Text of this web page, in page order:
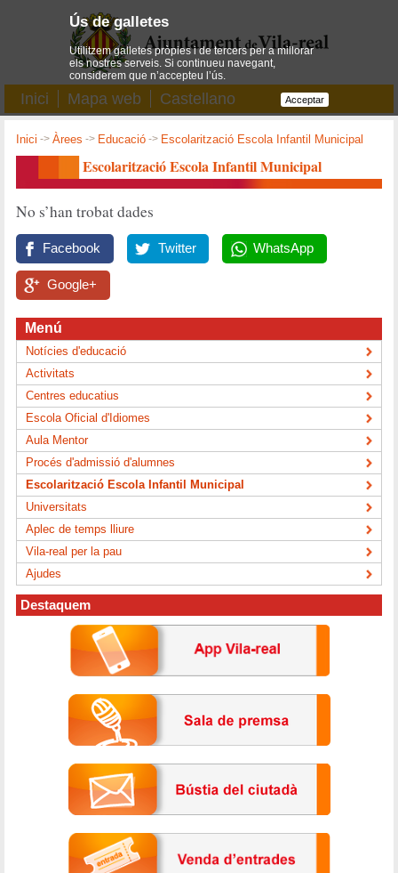
Inici Mapa web Castellano
Inici ->Àrees -> Educació -> Escolarització Escola Infantil Municipal
Escolarització Escola Infantil Municipal
No s’han trobat dades
Facebook Twitter WhatsApp
Google+
Menú
Notícies d'educació
Activitats
Centres educatius
Escola Oficial d'Idiomes
Aula Mentor
Procés d'admissió d'alumnes
Escolarització Escola Infantil Municipal
Universitats
Aplec de temps lliure
Vila-real per la pau
Ajudes
Destaquem
Ús de galletes
Utilitzem galletes pròpies i de tercers per a millorar
els nostres serveis. Si continueu navegant,
considerem que n’accepteu l’ús.
Acceptar